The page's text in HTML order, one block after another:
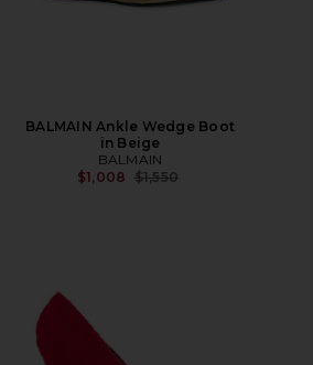
BALMAIN Ankle Wedge Boot
in Beige
BALMAIN
$1,008 Precio anterior:
$1,550